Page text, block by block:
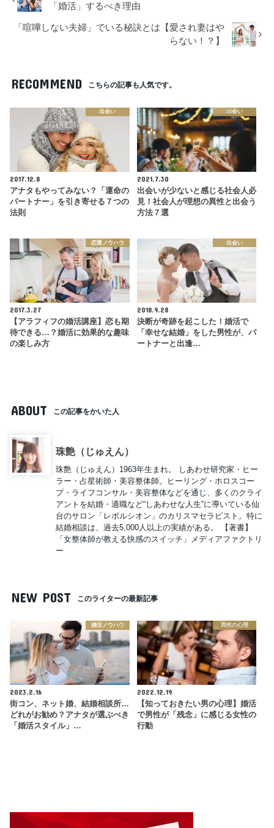
「婚活」するべき理由
「喧嘩しない夫婦」でいる秘訣とは【愛され妻はや
らない！？】
RECOMMEND こちらの記事も人気です。
出会い
2017.12.8
アナタもやってみない？「運命の
パートナー」を引き寄せる７つの
法則
出会い
2021.7.30
出会いが少ないと感じる社会人必
見！社会人が理想の異性と出会う
方法７選
恋愛ノウハウ
2017.3.27
【アラフィフの婚活講座】恋も期
待できる…？婚活に効果的な趣味
の楽しみ方
出会い
2018.9.28
決断が奇跡を起こした！婚活で
「幸せな結婚」をした男性が、パ
ートナーと出逢…
ABOUT この記事をかいた人
珠艶（じゅえん）
珠艶（じゅえん）1963年生まれ。 しあわせ研究家・ヒー
ラー・占星術師・美容整体師。ヒーリング・ホロスコー
プ・ライフコンサル・美容整体などを通じ、多くのクライ
アントを結婚・適職など“しあわせな人生”に導いている仙
台のサロン「レボルシオン」のカリスマセラピスト。特に
結婚相談は、過去5,000人以上の実績がある。 【著書】
「女整体師が教える快感のスイッチ」メディアファクトリ
ー
NEW POST このライターの最新記事
婚活ノウハウ
2023.2.16
街コン、ネット婚、結婚相談所…
どれがお勧め？アナタが選ぶべき
「婚活スタイル」…
異性の心理
2022.12.19
【知っておきたい男の心理】婚活
で男性が「残念」に感じる女性の
行動